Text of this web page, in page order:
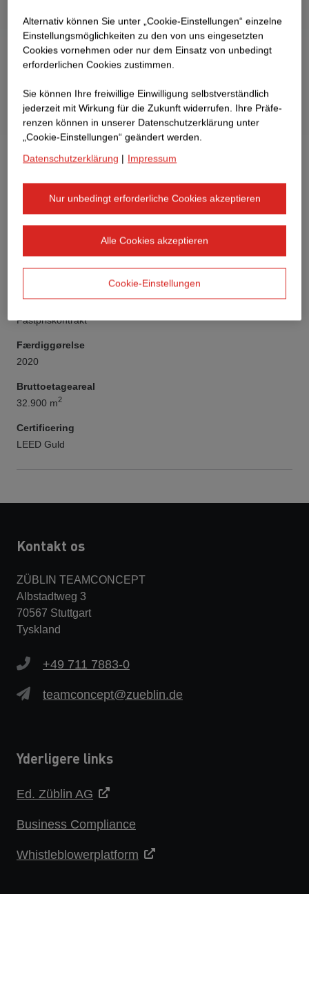
Aurelis 14. Objektgesellschaft GmbH & Co KG
Fastpriskontrakt
Færdiggørelse
2020
Bruttoetageareal
32.900 m2
Certificering
LEED Guld
Kontakt os
ZÜBLIN TEAMCONCEPT
Albstadtweg 3
70567 Stuttgart
Tyskland
+49 711 7883-0
teamconcept@zueblin.de
Yderligere links
Ed. Züblin AG
Business Compliance
Whistleblowerplatform
Alternativ können Sie unter „Cookie-Einstellungen“ einzelne
Einstellungsmöglichkeiten zu den von uns eingesetzten
Cookies vornehmen oder nur dem Einsatz von unbedingt
erforderlichen Cookies zustimmen.
Sie können Ihre freiwillige Einwilligung selbstverständlich
jederzeit mit Wirkung für die Zukunft widerrufen. Ihre Prä­fe­
renzen können in unserer Datenschutzerklärung unter
„Cookie-Einstellungen“ geändert werden.
Datenschutzerklärung | Impressum
Nur unbedingt erforderliche Cookies akzeptieren
Alle Cookies akzeptieren
Cookie-Einstellungen